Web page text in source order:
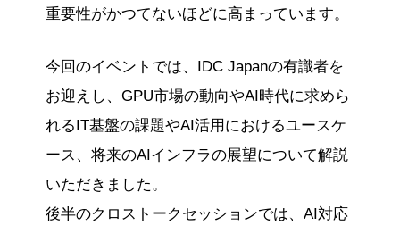
重要性がかつてないほどに高まっています。
今回のイベントでは、IDC Japanの有識者を
お迎えし、GPU市場の動向やAI時代に求めら
れるIT基盤の課題やAI活用におけるユースケ
ース、将来のAIインフラの展望について解説
いただきました。
後半のクロストークセッションでは、AI対応